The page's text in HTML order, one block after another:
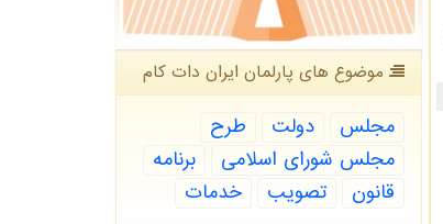
موضوع های پارلمان ایران دات كام
مجلس دولت
طرح
مجلس شورای اسلامی
برنامه
قانون
تصویب خدمات